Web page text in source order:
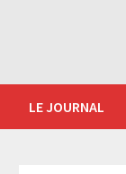
LE JOURNAL